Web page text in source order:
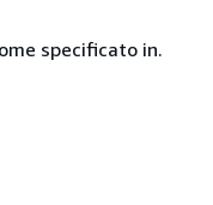
specificato in.